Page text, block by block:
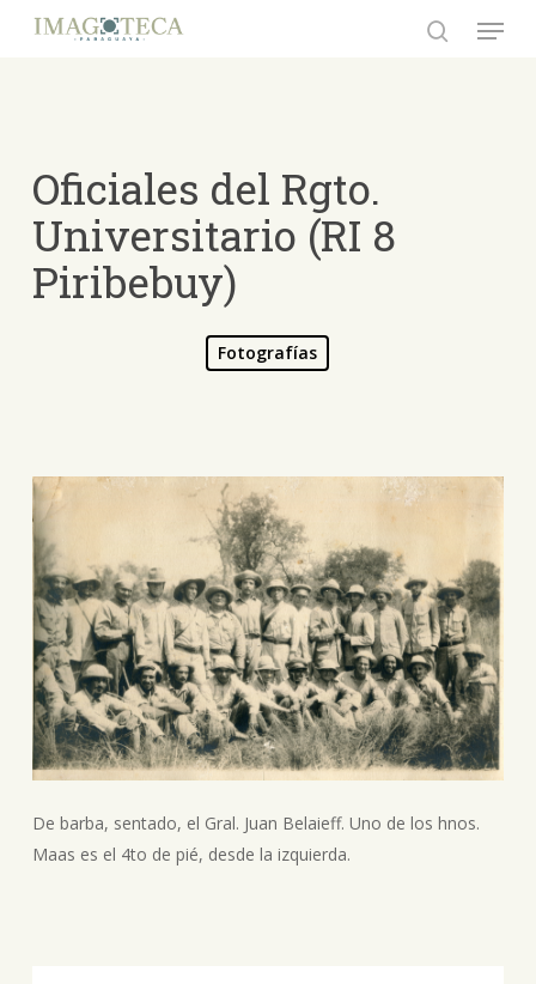
Menu
Oficiales del Rgto.
Universitario (RI 8
Piribebuy)
Fotografías
De barba, sentado, el Gral. Juan Belaieff. Uno de los hnos.
Maas es el 4to de pié, desde la izquierda.